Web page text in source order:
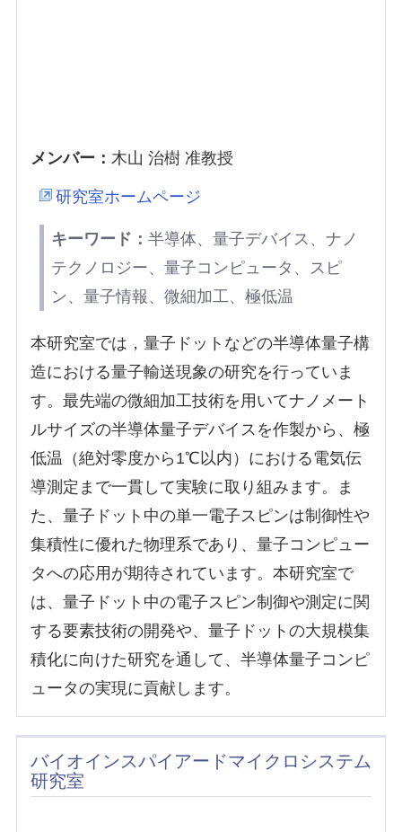
メンバー： 木山 治樹 准教授
研究室ホームページ
キーワード： 半導体、量子デバイス、ナノ
テクノロジー、量子コンピュータ、スピ
ン、量子情報、微細加工、極低温
本研究室では，量子ドットなどの半導体量子構
造における量子輸送現象の研究を行っていま
す。最先端の微細加工技術を用いてナノメート
ルサイズの半導体量子デバイスを作製から、極
低温（絶対零度から1℃以内）における電気伝
導測定まで一貫して実験に取り組みます。ま
た、量子ドット中の単一電子スピンは制御性や
集積性に優れた物理系であり、量子コンピュー
タへの応用が期待されています。本研究室で
は、量子ドット中の電子スピン制御や測定に関
する要素技術の開発や、量子ドットの大規模集
積化に向けた研究を通して、半導体量子コンピ
ュータの実現に貢献します。
バイオインスパイアードマイクロシステム
研究室